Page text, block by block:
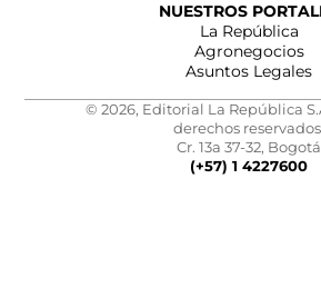
NUESTROS
La República
Agronegocios
Asuntos Legales
© 2026, Editorial La República
derechos
Cr. 13a 37-32, Bogotá
(+57) 1 4227600